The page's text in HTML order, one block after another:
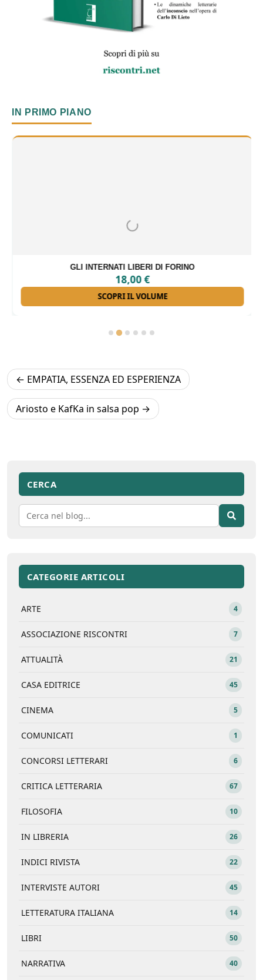
IN PRIMO PIANO
GLI INTERNATI LIBERI DI FORINO
18,00€
SCOPRI IL VOLUME
Navigazione
articoli
EMPATIA, ESSENZA ED ESPERIENZA
Ariosto e KafKa in salsa pop
CERCA
CATEGORIE ARTICOLI
ARTE 4
ASSOCIAZIONE RISCONTRI 7
ATTUALITÀ 21
CASA EDITRICE 45
CINEMA 5
COMUNICATI 1
CONCORSI LETTERARI 6
CRITICA LETTERARIA 67
FILOSOFIA 10
IN LIBRERIA 26
INDICI RIVISTA 22
INTERVISTE AUTORI 45
LETTERATURA ITALIANA 14
LIBRI 50
NARRATIVA 40